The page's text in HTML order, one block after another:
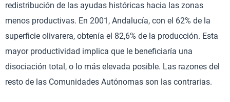
redistribución de las ayudas históricas hacia las zonas
menos productivas. En 2001, Andalucía, con el 62% de la
superficie olivarera, obtenía el 82,6% de la producción. Esta
mayor productividad implica que le beneficiaría una
disociación total, o lo más elevada posible. Las razones del
resto de las Comunidades Autónomas son las contrarias.